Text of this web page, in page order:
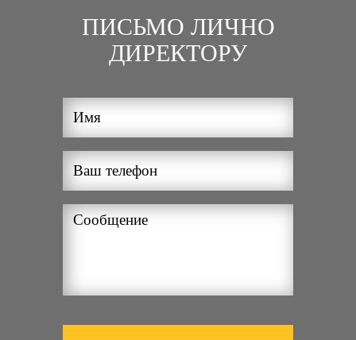
ПИСЬМО ЛИЧНО
ДИРЕКТОРУ